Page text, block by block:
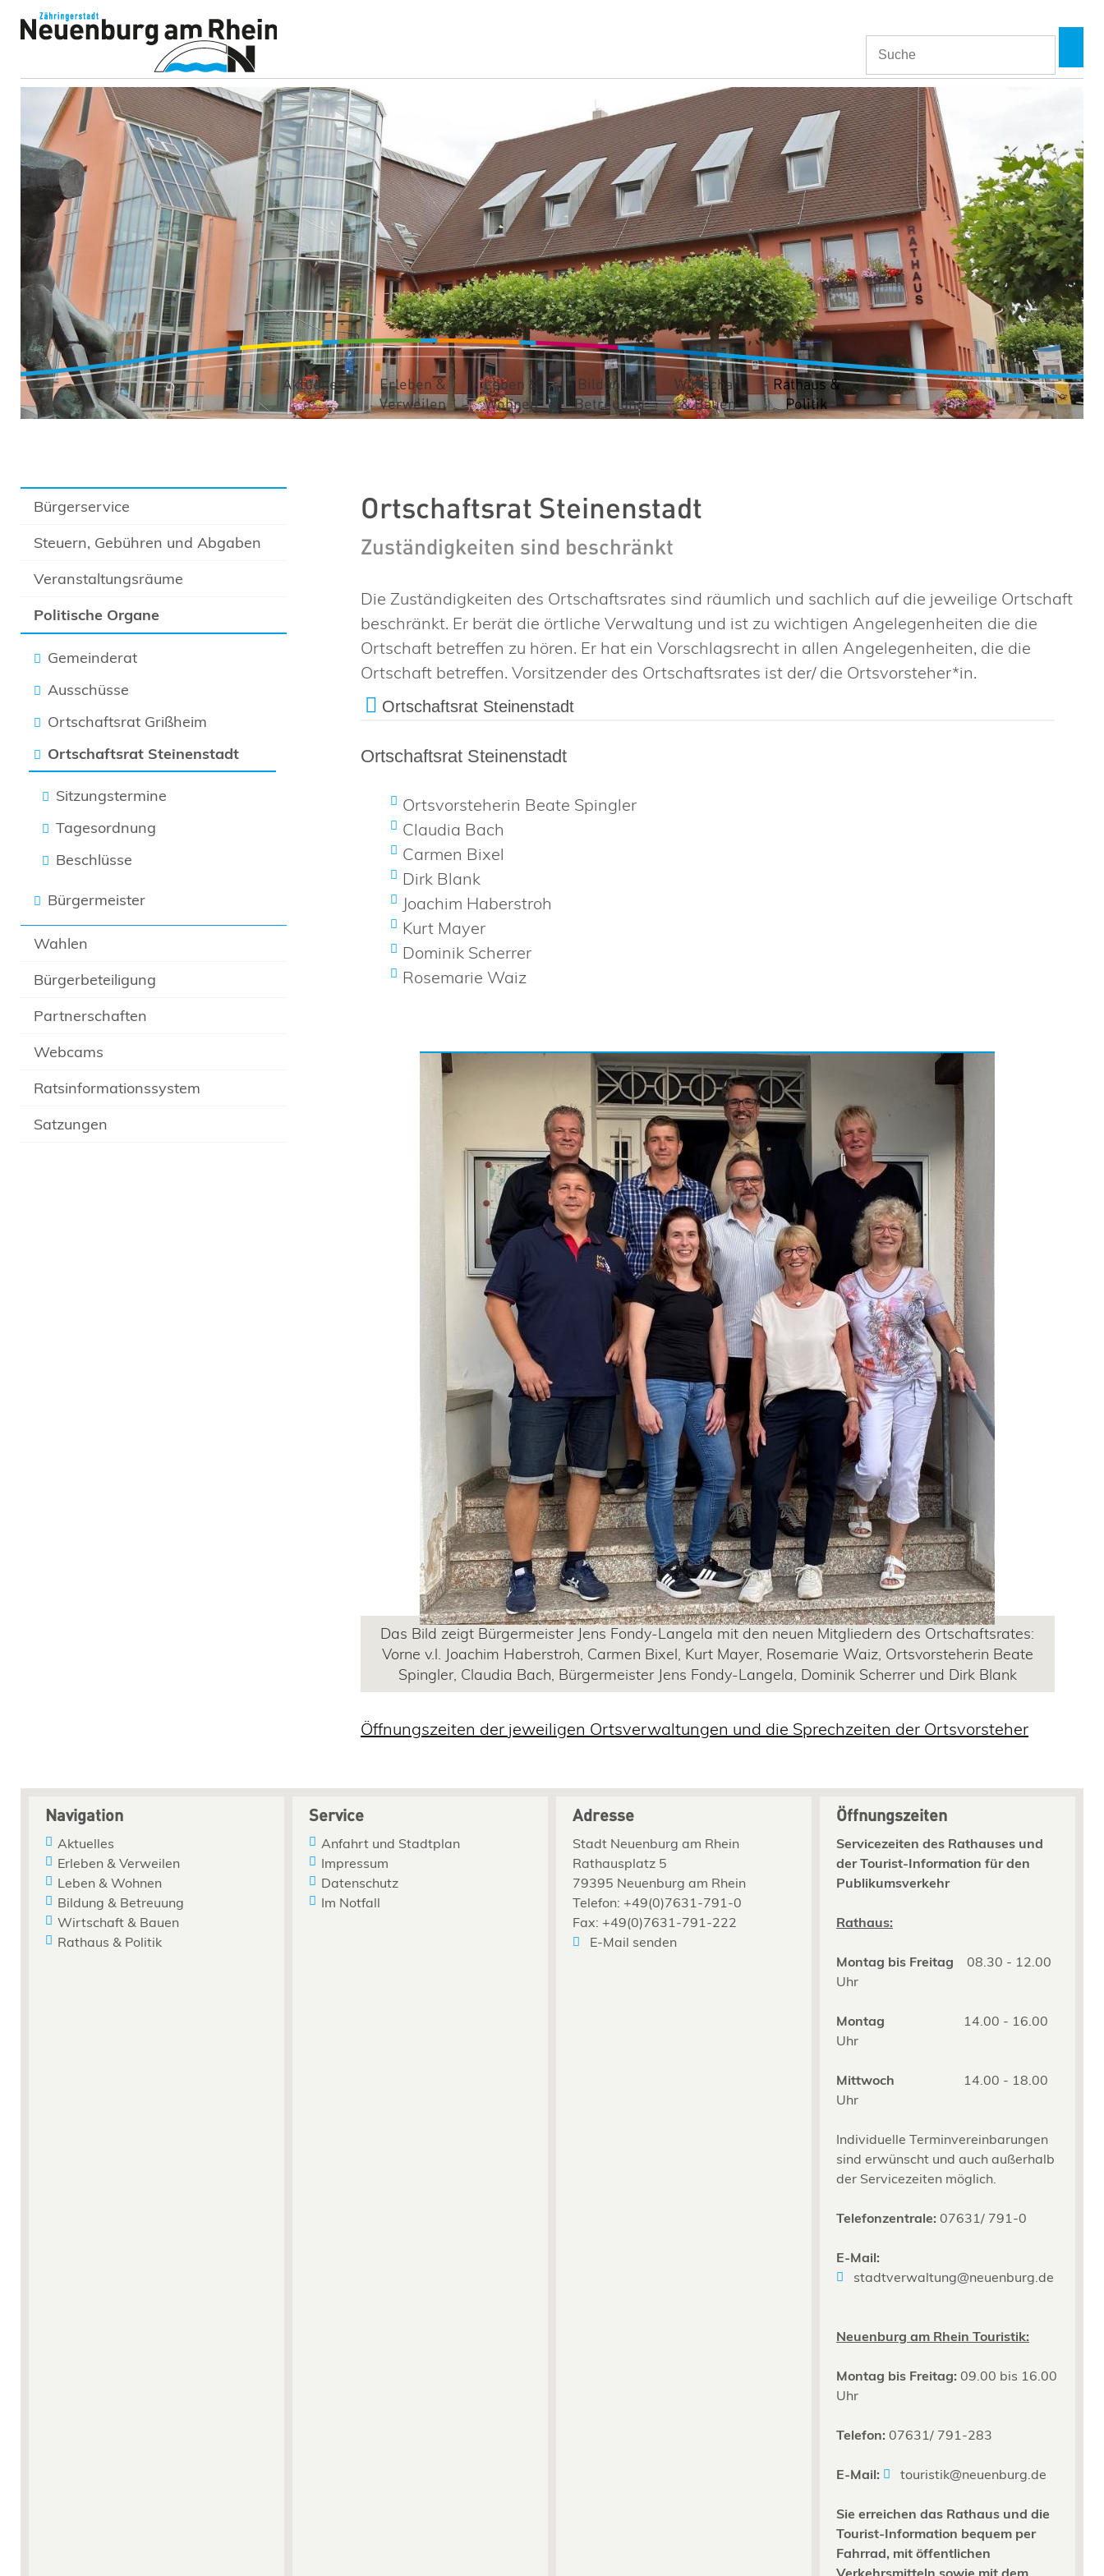
Aktuelles
Erleben &
Verweilen
Leben &
Wohnen
Bildung &
Betreuung
Wirtschaft
& Bauen
Rathaus &
Politik
Bürgerservice
Steuern, Gebühren und Abgaben
Veranstaltungsräume
Politische Organe
Gemeinderat
Ausschüsse
Ortschaftsrat Grißheim
Ortschaftsrat Steinenstadt
Sitzungstermine
Tagesordnung
Beschlüsse
Bürgermeister
Wahlen
Bürgerbeteiligung
Partnerschaften
Webcams
Ratsinformationssystem
Satzungen
Ortschaftsrat Steinenstadt
Zuständigkeiten sind beschränkt
Die Zuständigkeiten des Ortschaftsrates sind räumlich und sachlich auf die jeweilige Ortschaft
beschränkt. Er berät die örtliche Verwaltung und ist zu wichtigen Angelegenheiten die die
Ortschaft betreffen zu hören. Er hat ein Vorschlagsrecht in allen Angelegenheiten, die die
Ortschaft betreffen. Vorsitzender des Ortschaftsrates ist der/ die Ortsvorsteher*in.
Ortschaftsrat Steinenstadt
Ortschaftsrat Steinenstadt
Ortsvorsteherin Beate Spingler
Claudia Bach
Carmen Bixel
Dirk Blank
Joachim Haberstroh
Kurt Mayer
Dominik Scherrer
Rosemarie Waiz
Das Bild zeigt Bürgermeister Jens Fondy-Langela mit den neuen Mitgliedern des Ortschaftsrates:
Vorne v.l. Joachim Haberstroh, Carmen Bixel, Kurt Mayer, Rosemarie Waiz, Ortsvorsteherin Beate
Spingler, Claudia Bach, Bürgermeister Jens Fondy-Langela, Dominik Scherrer und Dirk Blank
Öffnungszeiten der jeweiligen Ortsverwaltungen und die Sprechzeiten der Ortsvorsteher
Navigation
Aktuelles
Erleben & Verweilen
Leben & Wohnen
Bildung & Betreuung
Wirtschaft & Bauen
Rathaus & Politik
Service
Anfahrt und Stadtplan
Impressum
Datenschutz
Im Notfall
Adresse
Stadt Neuenburg am Rhein
Rathausplatz 5
79395 Neuenburg am Rhein
Telefon: +49(0)7631-791-0
Fax: +49(0)7631-791-222
E-Mail senden
Öffnungszeiten
Servicezeiten des Rathauses und
der Tourist-Information für den
Publikumsverkehr
Rathaus:
Montag bis Freitag 08.30 - 12.00
Uhr
Montag
14.00 - 16.00
Uhr
Mittwoch
14.00 - 18.00
Uhr
Individuelle Terminvereinbarungen
sind erwünscht und auch außerhalb
der Servicezeiten möglich.
Telefonzentrale: 07631/ 791-0
E-Mail:
stadtverwaltung@neuenburg.de
Neuenburg am Rhein Touristik:
Montag bis Freitag: 09.00 bis 16.00
Uhr
Telefon: 07631/ 791-283
E-Mail: touristik@neuenburg.de
Sie erreichen das Rathaus und die
Tourist-Information bequem per
Fahrrad, mit öffentlichen